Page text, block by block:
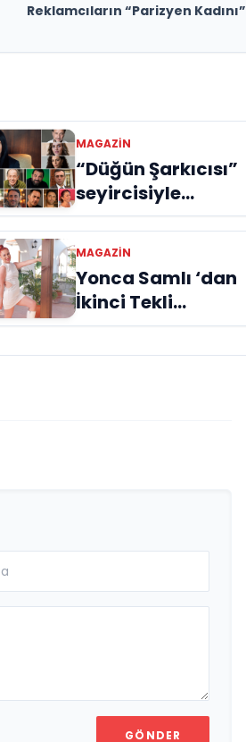
Reklamcıların “Parizyen Kadını”
MAGAZIN
“Düğün Şarkıcısı”
seyircisiyle
buluşmak için gün
sayıyor
MAGAZIN
Yonca Samlı ‘dan
İkinci Tekli
“Donacaksın
Sevgilim “
GÖNDER